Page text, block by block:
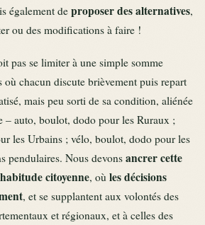
également deproposer des alternatives,
ou des modifications à faire !
pas se limiter à une simple somme
où chacun discute brièvement puis repart
mais peu sorti de sa condition, aliénée
– auto, boulot, dodo pour les Ruraux ;
les Urbains ; vélo, boulot, dodo pour les
pendulaires. Nous devons ancrer cette
citoyenne, où les décisions
, et se supplantent aux volontés des
et régionaux, et à celles des